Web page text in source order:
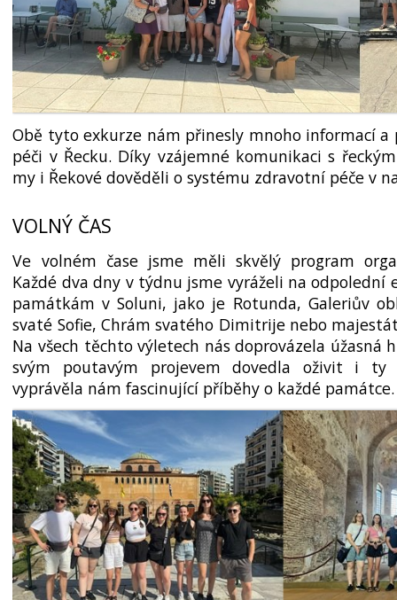
Obě tyto exkurze nám přinesly mnoho informací
péči v Řecku. Díky vzájemné komunikaci s
my i Řekové dověděli o systému zdravotní péče v
VOLNÝ ČAS
Ve volném čase jsme měli skvělý program
Každé dva dny v týdnu jsme vyráželi na odpolední
památkám v Soluni, jako je Rotunda, Galeriův
svaté Sofie, Chrám svatého Dimitrije nebo
Na všech těchto výletech nás doprovázela úžasná
svým poutavým projevem dovedla oživit i ty
vyprávěla nám fascinující příběhy o každé památce.